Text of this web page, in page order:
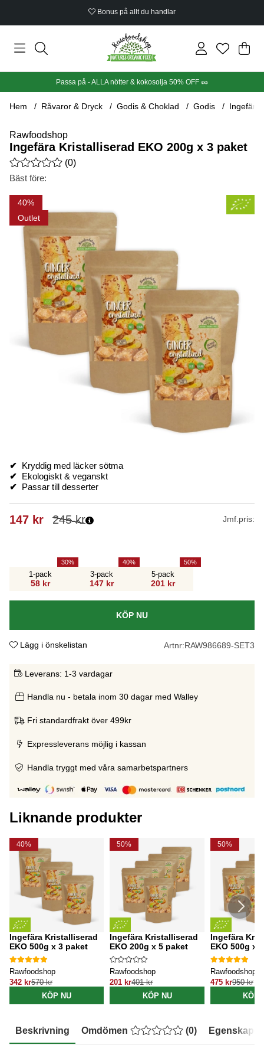
Bonus på allt du handlar
Din
.
Passa på - ALLA nötter & kokosolja 50% OFF 🥜
Hem Råvaror & Dryck Godis & Choklad Godis Ingefära
Rawfoodshop
Ingefära Kristalliserad EKO 200g x 3 paket
Medelbetyg 0 av 5 Antal betyg 0
(0)
Bäst före:
40
Outlet
Produktbilder Ingefära Kristalliserad EKO 200g x 3 paket
✔
Kryddig med läcker sötma
✔
Ekologiskt & veganskt
✔
Passar till desserter
245kr
147 kr Jmf.pris:
1-pack
58 kr
30
3-pack
147 kr
40
5-pack
201 kr
50
KÖP NU
Lägg i önskelistan Artnr:RAW986689-SET3
Leverans: 1-3 vardagar
Handla nu - betala inom 30 dagar med Walley
Fri standardfrakt över 499kr
Expressleverans möjlig i kassan
Handla tryggt med våra samarbetspartners
Liknande produkter
40%
Ingefära Kristalliserad
EKO 500g x 3 paket
Rawfoodshop
342 kr570 kr
KÖP NU
50%
Ingefära Kristalliserad
EKO 200g x 5 paket
Rawfoodshop
201 kr401 kr
KÖP NU
50%
Ingefära
EKO 500g x
Rawfoodshop
475 kr950 kr
KÖP
Beskrivning Omdömen (0) Egenskaper